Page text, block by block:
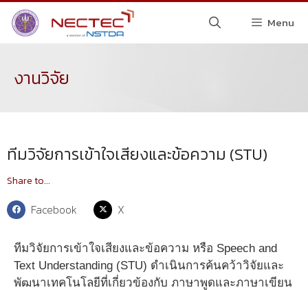
Menu
งานวิจัย
ทีมวิจัยการเข้าใจเสียงและข้อความ (STU)
Share to...
Facebook X
ทีมวิจัยการเข้าใจเสียงและข้อความ หรือ Speech and
Text Understanding (STU) ดำเนินการค้นคว้าวิจัยและ
พัฒนาเทคโนโลยีที่เกี่ยวข้องกับ ภาษาพูดและภาษาเขียน